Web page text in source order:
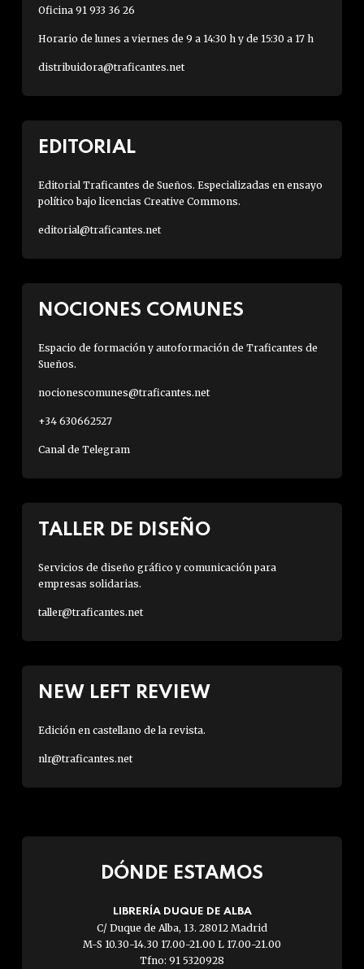
Oficina 91 933 36 26
Horario de lunes a viernes de 9 a 14:30 h y de 15:30 a 17 h
distribuidora@traficantes.net
EDITORIAL
Editorial Traficantes de Sueños. Especializadas en ensayo
político bajo licencias Creative Commons.
editorial@traficantes.net
NOCIONES COMUNES
Espacio de formación y autoformación de Traficantes de
Sueños.
nocionescomunes@traficantes.net
+34 630662527
Canal de Telegram
TALLER DE DISEÑO
Servicios de diseño gráfico y comunicación para
empresas solidarias.
taller@traficantes.net
NEW LEFT REVIEW
Edición en castellano de la revista.
nlr@traficantes.net
DÓNDE ESTAMOS
LIBRERÍA DUQUE DE ALBA
C/ Duque de Alba, 13. 28012 Madrid
M-S 10.30-14.30 17.00-21.00 L 17.00-21.00
Tfno: 91 5320928